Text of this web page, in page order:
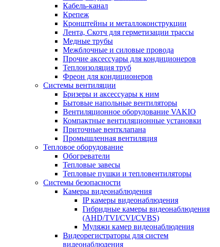
Кабель-канал
Крепеж
Кронштейны и металлоконструкции
Лента, Скотч для герметизации трассы
Медные трубы
Межблочные и силовые провода
Прочие аксессуары для кондиционеров
Теплоизоляция труб
Фреон для кондиционеров
Системы вентиляции
Бризеры и аксессуары к ним
Бытовые напольные вентиляторы
Вентиляционное оборудование VAKIO
Компактные вентиляционные установки
Приточные вентклапана
Промышленная вентиляция
Тепловое оборудование
Обогреватели
Тепловые завесы
Тепловые пушки и тепловентиляторы
Системы безопасности
Камеры видеонаблюдения
IP камеры видеонаблюдения
Гибридные камеры видеонаблюдения
(AHD/TVI/CVI/CVBS)
Муляжи камер видеонаблюдения
Видеорегистраторы для систем
видеонаблюдения